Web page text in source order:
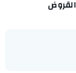
القروض